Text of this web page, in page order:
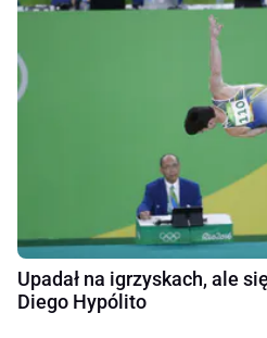
Upadał na igrzyskach, ale
Diego Hypólito